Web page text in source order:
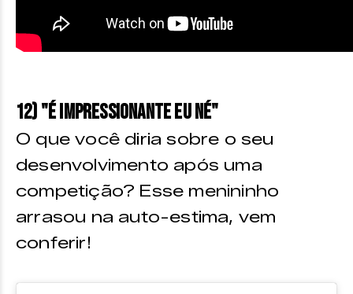
12) "É impressionante eu né"
O que você diria sobre o seu
desenvolvimento após uma
competição? Esse menininho
arrasou na auto-estima, vem
conferir!